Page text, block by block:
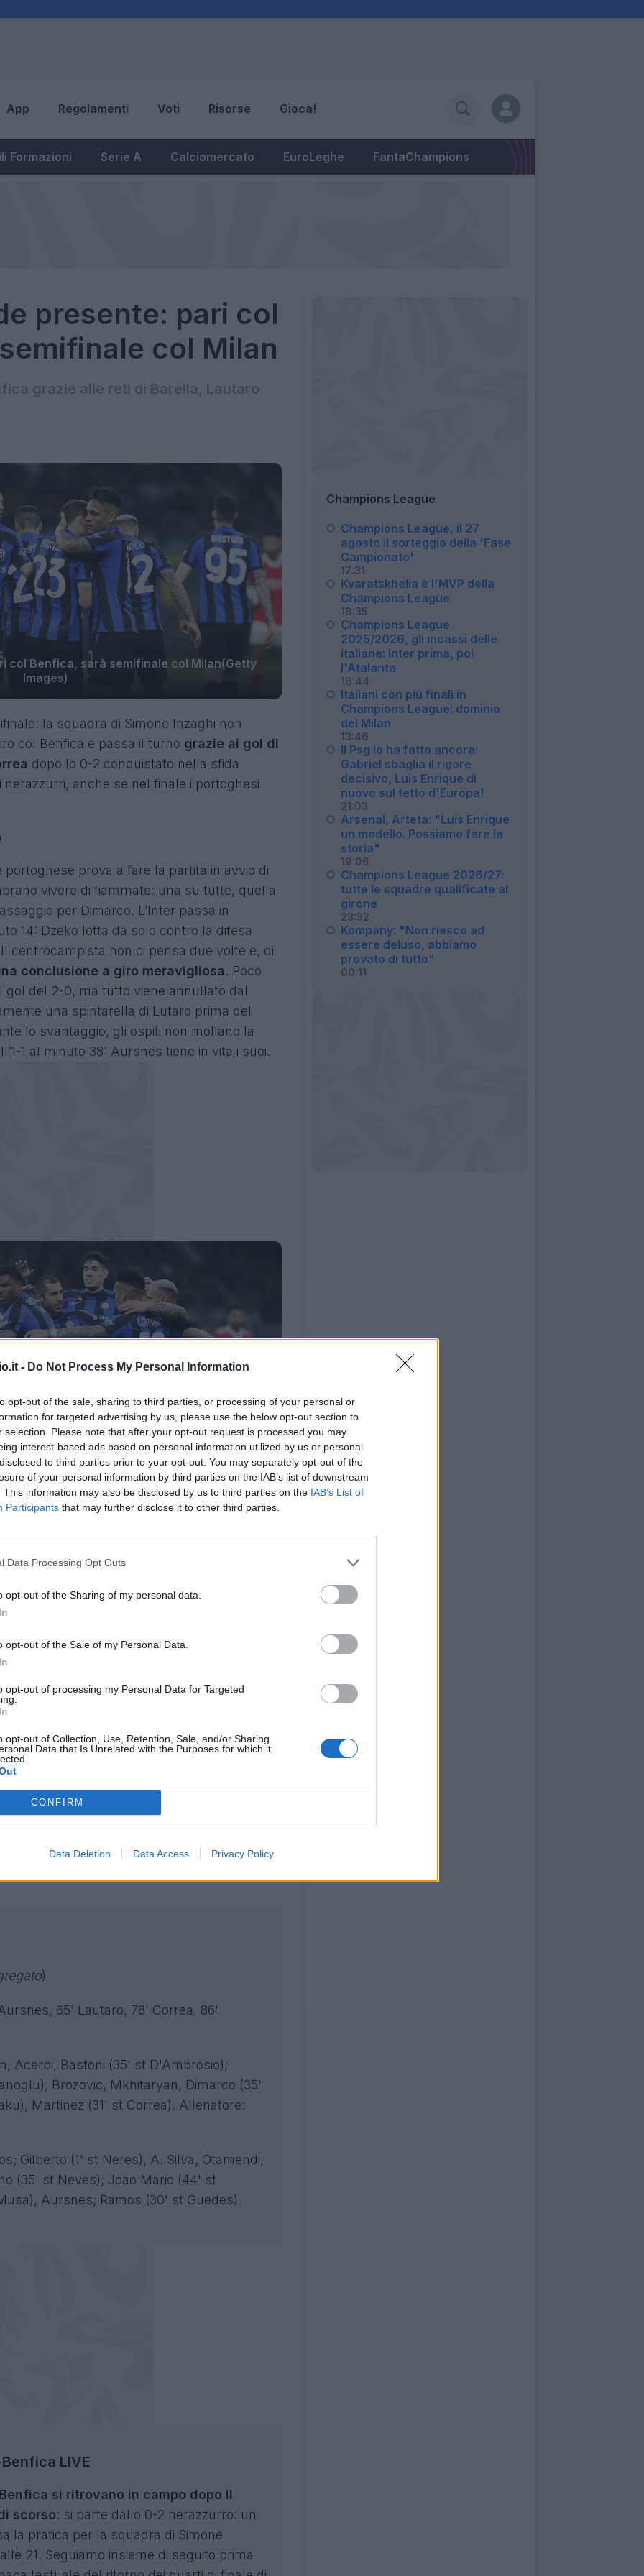
- Do Not Process My Personal Information
opt-out of the sale, sharing to third parties, or processing of your personal or
for targeted advertising by us, please use the below opt-out section to
selection. Please note that after your opt-out request is processed you may
interest-based ads based on personal information utilized by us or personal
to third parties prior to your opt-out. You may separately opt-out of the
of your personal information by third parties on the IAB’s list of downstream
This information may also be disclosed by us to third parties on the IAB’s List of
Participants that may further disclose it to other third parties.
Data Processing Opt Outs
opt-out of the Sharing of my personal data.
opt-out of the Sale of my Personal Data.
opt-out of processing my Personal Data for Targeted
opt-out of Collection, Use, Retention, Sale, and/or Sharing
Data that Is Unrelated with the Purposes for which it
CONFIRM
Data Deletion Data Access Privacy Policy
App Regolamenti Voti Risorse Gioca!
Formazioni Serie A Calciomercato EuroLeghe FantaChampions
presente: pari col
col Milan
grazie alle reti di Barella, Lautaro
col Benfica, sarà semifinale col Milan(Getty
Images)
la squadra di Simone Inzaghi non
col Benfica e passa il turno grazie ai gol di
dopo lo 0-2 conquistato nella sfida
anche se nel finale i portoghesi
prova a fare la partita in avvio di
vivere di fiammate: una su tutte, quella
per Dimarco. L’Inter passa in
14: Dzeko lotta da solo contro la difesa
centrocampista non ci pensa due volte e, di
conclusione a giro meravigliosa. Poco
gol del 2-0, ma tutto viene annullato dal
una spintarella di Lutaro prima del
lo svantaggio, gli ospiti non mollano la
1 al minuto 38: Aursnes tiene in vita i suoi.
e si difende senza grandi affanni.
raddoppio con un bel colpo di testa di Dzeko,
i conti con un preciso interno destro su
potrebbe addirittura costruire la rete
invitante con un passaggio decisivo
Quest'ultimo non può nulla al 78' quando
libera, facendo partire un destro a giro
il 3-1 nerazzurro. Nel finale il Benfica
dopo accorcia le distanze con
con la girata di Musa, ma il risultato
in semifinale affronterà il Milan in un
)
65' Lautaro, 78' Correa, 86'
Acerbi, Bastoni (35' st D'Ambrosio);
Brozovic, Mkhitaryan, Dimarco (35'
Martinez (31' st Correa). Allenatore:
Gilberto (1' st Neres), A. Silva, Otamendi,
(35' st Neves); Joao Mario (44' st
Aursnes; Ramos (30' st Guedes).
LIVE
si ritrovano in campo dopo il
scorso: si parte dallo 0-2 nerazzurro: un
la pratica per la squadra di Simone
21. Seguiamo insieme di seguito prima
Champions League
Champions League, il 27
agosto il sorteggio della 'Fase
Campionato'
17:31
Kvaratskhelia è l'MVP della
Champions League
18:35
Champions League
2025/2026, gli incassi delle
italiane: Inter prima, poi
l'Atalanta
16:44
Italiani con più finali in
Champions League: dominio
del Milan
13:46
Il Psg lo ha fatto ancora:
Gabriel sbaglia il rigore
decisivo, Luis Enrique di
nuovo sul tetto d'Europa!
21:03
Arsenal, Arteta: "Luis Enrique
un modello. Possiamo fare la
storia"
19:06
Champions League 2026/27:
tutte le squadre qualificate al
girone
23:32
Kompany: "Non riesco ad
essere deluso, abbiamo
provato di tutto"
00:11